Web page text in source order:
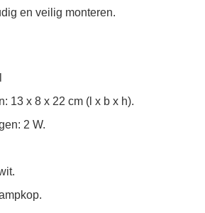
en veilig monteren.
13 x 8 x 22 cm (l x b x h).
2 W.